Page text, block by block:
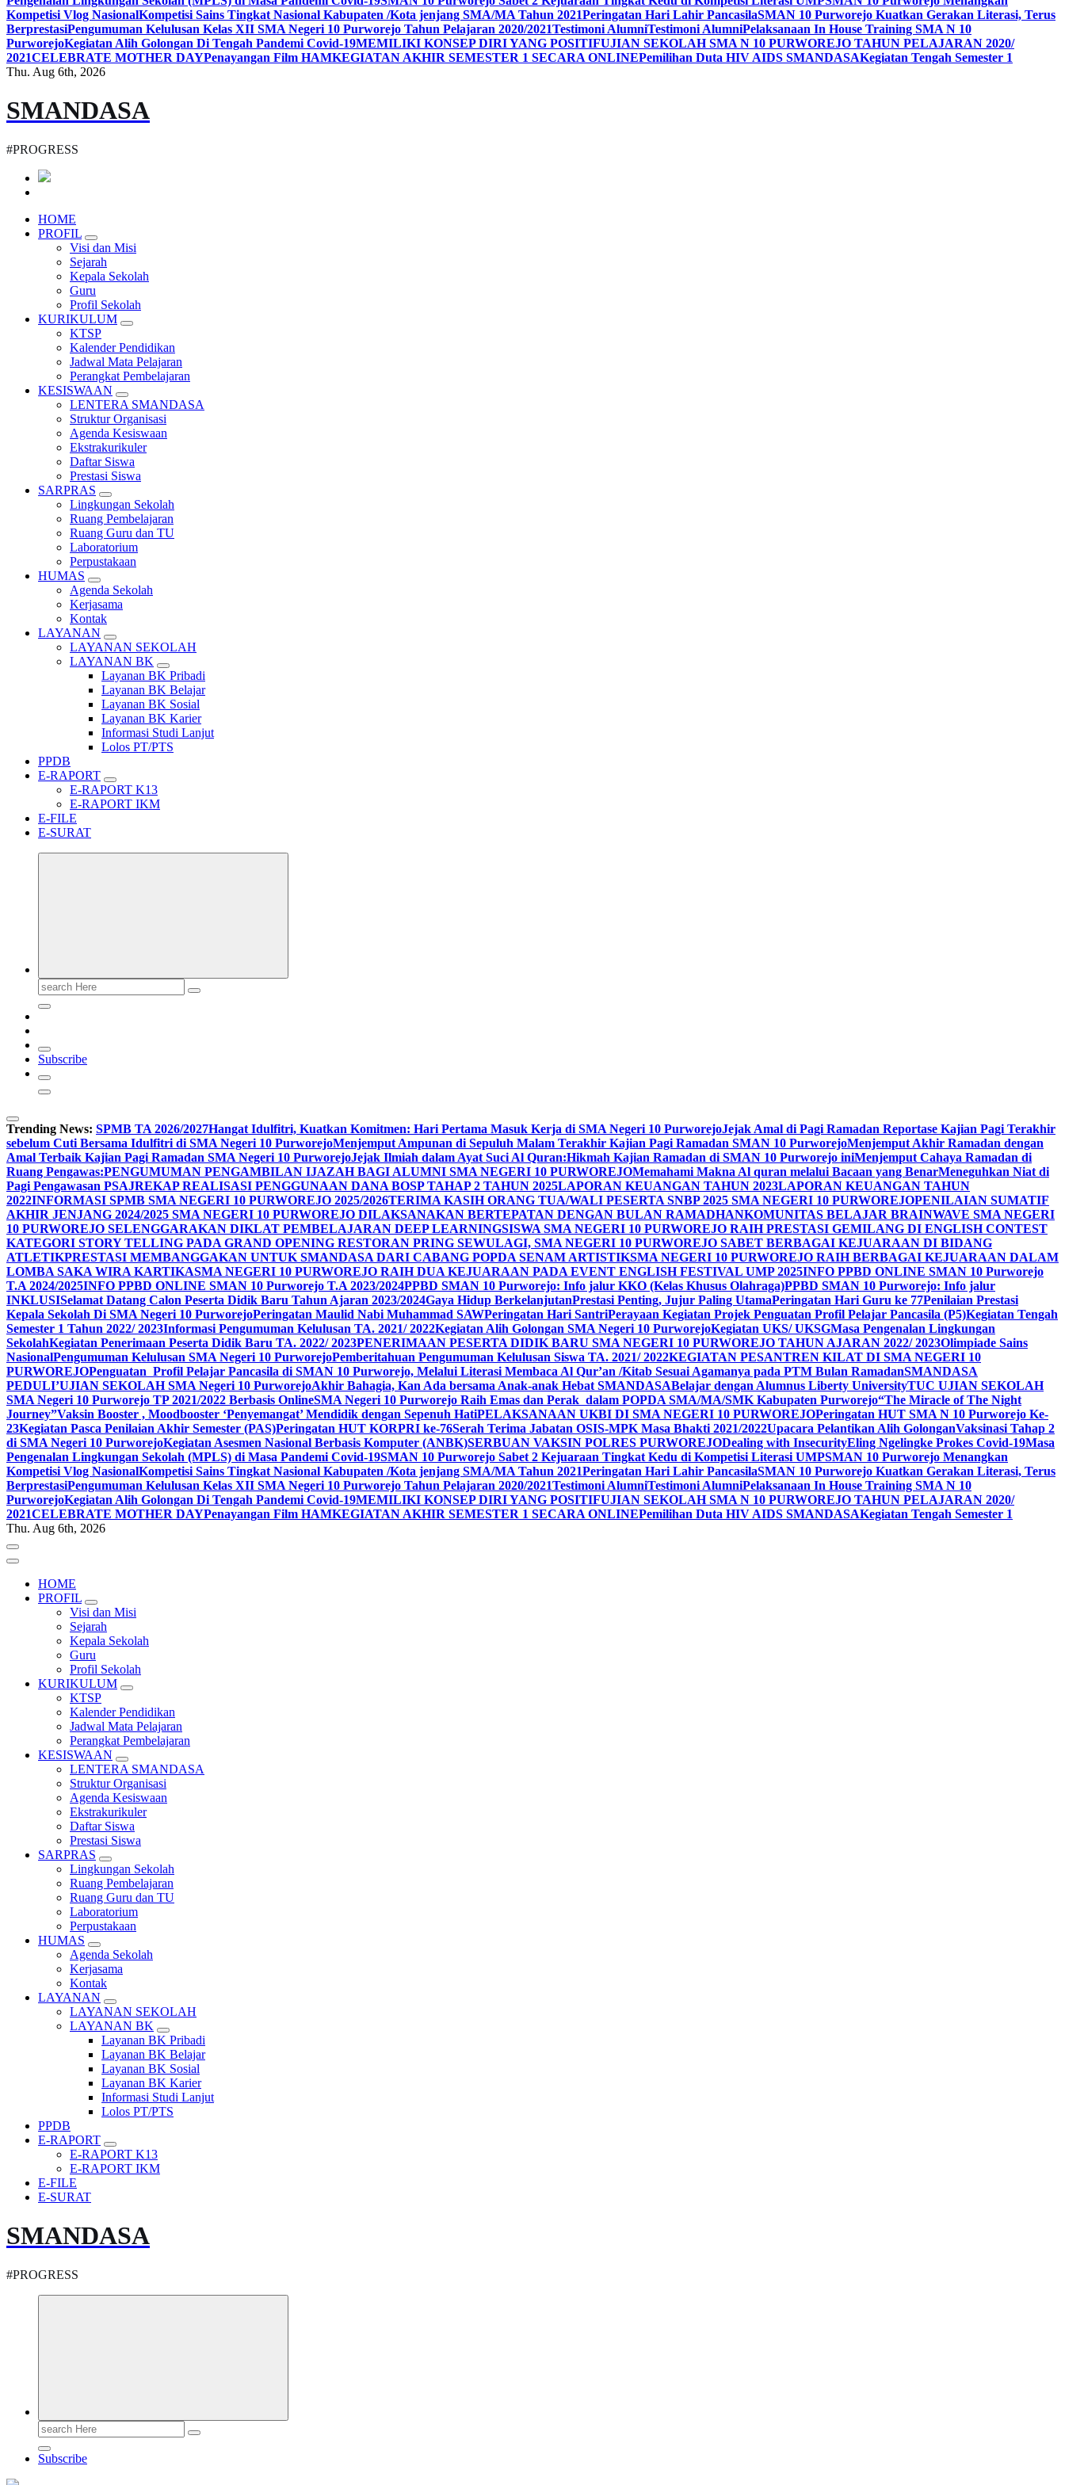
Kompetisi Vlog NasionalKompetisi Sains Tingkat Nasional Kabupaten /Kota jenjang SMA/MA Tahun 2021Peringatan Hari Lahir PancasilaSMAN 10 Purworejo Kuatkan Gerakan Literasi, Terus
BerprestasiPengumuman Kelulusan Kelas XII SMA Negeri 10 Purworejo Tahun Pelajaran 2020/2021Testimoni AlumniTestimoni AlumniPelaksanaan In House Training SMA N 10
PurworejoKegiatan Alih Golongan Di Tengah Pandemi Covid-19MEMILIKI KONSEP DIRI YANG POSITIFUJIAN SEKOLAH SMA N 10 PURWOREJO TAHUN PELAJARAN 2020/
2021CELEBRATE MOTHER DAYPenayangan Film HAMKEGIATAN AKHIR SEMESTER 1 SECARA ONLINEPemilihan Duta HIV AIDS SMANDASAKegiatan Tengah Semester 1
Thu. Aug 6th, 2026
SMANDASA
#PROGRESS
HOME
PROFIL
Visi dan Misi
Sejarah
Kepala Sekolah
Guru
Profil Sekolah
KURIKULUM
KTSP
Kalender Pendidikan
Jadwal Mata Pelajaran
Perangkat Pembelajaran
KESISWAAN
LENTERA SMANDASA
Struktur Organisasi
Agenda Kesiswaan
Ekstrakurikuler
Daftar Siswa
Prestasi Siswa
SARPRAS
Lingkungan Sekolah
Ruang Pembelajaran
Ruang Guru dan TU
Laboratorium
Perpustakaan
HUMAS
Agenda Sekolah
Kerjasama
Kontak
LAYANAN
LAYANAN SEKOLAH
LAYANAN BK
Layanan BK Pribadi
Layanan BK Belajar
Layanan BK Sosial
Layanan BK Karier
Informasi Studi Lanjut
Lolos PT/PTS
PPDB
E-RAPORT
E-RAPORT K13
E-RAPORT IKM
E-FILE
E-SURAT
Search
for:
Subscribe
Trending News: SPMB TA 2026/2027Hangat Idulfitri, Kuatkan Komitmen: Hari Pertama Masuk Kerja di SMA Negeri 10 PurworejoJejak Amal di Pagi Ramadan Reportase Kajian Pagi Terakhir
sebelum Cuti Bersama Idulfitri di SMA Negeri 10 PurworejoMenjemput Ampunan di Sepuluh Malam Terakhir Kajian Pagi Ramadan SMAN 10 PurworejoMenjemput Akhir Ramadan dengan
Amal Terbaik Kajian Pagi Ramadan SMA Negeri 10 PurworejoJejak Ilmiah dalam Ayat Suci Al Quran:Hikmah Kajian Ramadan di SMAN 10 Purworejo iniMenjemput Cahaya Ramadan di
Ruang Pengawas:PENGUMUMAN PENGAMBILAN IJAZAH BAGI ALUMNI SMA NEGERI 10 PURWOREJOMemahami Makna Al quran melalui Bacaan yang BenarMeneguhkan Niat di
Pagi Pengawasan PSAJREKAP REALISASI PENGGUNAAN DANA BOSP TAHAP 2 TAHUN 2025LAPORAN KEUANGAN TAHUN 2023LAPORAN KEUANGAN TAHUN
2022INFORMASI SPMB SMA NEGERI 10 PURWOREJO 2025/2026TERIMA KASIH ORANG TUA/WALI PESERTA SNBP 2025 SMA NEGERI 10 PURWOREJOPENILAIAN SUMATIF
AKHIR JENJANG 2024/2025 SMA NEGERI 10 PURWOREJO DILAKSANAKAN BERTEPATAN DENGAN BULAN RAMADHANKOMUNITAS BELAJAR BRAINWAVE SMA NEGERI
10 PURWOREJO SELENGGARAKAN DIKLAT PEMBELAJARAN DEEP LEARNINGSISWA SMA NEGERI 10 PURWOREJO RAIH PRESTASI GEMILANG DI ENGLISH CONTEST
KATEGORI STORY TELLING PADA GRAND OPENING RESTORAN PRING SEWULAGI, SMA NEGERI 10 PURWOREJO SABET BERBAGAI KEJUARAAN DI BIDANG
ATLETIKPRESTASI MEMBANGGAKAN UNTUK SMANDASA DARI CABANG POPDA SENAM ARTISTIKSMA NEGERI 10 PURWOREJO RAIH BERBAGAI KEJUARAAN DALAM
LOMBA SAKA WIRA KARTIKASMA NEGERI 10 PURWOREJO RAIH DUA KEJUARAAN PADA EVENT ENGLISH FESTIVAL UMP 2025INFO PPBD ONLINE SMAN 10 Purworejo
T.A 2024/2025INFO PPBD ONLINE SMAN 10 Purworejo T.A 2023/2024PPBD SMAN 10 Purworejo: Info jalur KKO (Kelas Khusus Olahraga)PPBD SMAN 10 Purworejo: Info jalur
INKLUSISelamat Datang Calon Peserta Didik Baru Tahun Ajaran 2023/2024Gaya Hidup BerkelanjutanPrestasi Penting, Jujur Paling UtamaPeringatan Hari Guru ke 77Penilaian Prestasi
Kepala Sekolah Di SMA Negeri 10 PurworejoPeringatan Maulid Nabi Muhammad SAWPeringatan Hari SantriPerayaan Kegiatan Projek Penguatan Profil Pelajar Pancasila (P5)Kegiatan Tengah
Semester 1 Tahun 2022/ 2023Informasi Pengumuman Kelulusan TA. 2021/ 2022Kegiatan Alih Golongan SMA Negeri 10 PurworejoKegiatan UKS/ UKSGMasa Pengenalan Lingkungan
SekolahKegiatan Penerimaan Peserta Didik Baru TA. 2022/ 2023PENERIMAAN PESERTA DIDIK BARU SMA NEGERI 10 PURWOREJO TAHUN AJARAN 2022/ 2023Olimpiade Sains
NasionalPengumuman Kelulusan SMA Negeri 10 PurworejoPemberitahuan Pengumuman Kelulusan Siswa TA. 2021/ 2022KEGIATAN PESANTREN KILAT DI SMA NEGERI 10
PURWOREJOPenguatan Profil Pelajar Pancasila di SMAN 10 Purworejo, Melalui Literasi Membaca Al Qur’an /Kitab Sesuai Agamanya pada PTM Bulan RamadanSMANDASA
PEDULI’UJIAN SEKOLAH SMA Negeri 10 PurworejoAkhir Bahagia, Kan Ada bersama Anak-anak Hebat SMANDASABelajar dengan Alumnus Liberty UniversityTUC UJIAN SEKOLAH
SMA Negeri 10 Purworejo TP 2021/2022 Berbasis OnlineSMA Negeri 10 Purworejo Raih Emas dan Perak dalam POPDA SMA/MA/SMK Kabupaten Purworejo“The Miracle of The Night
Journey”Vaksin Booster , Moodbooster ‘Penyemangat’ Mendidik dengan Sepenuh HatiPELAKSANAAN UKBI DI SMA NEGERI 10 PURWOREJOPeringatan HUT SMA N 10 Purworejo Ke-
23Kegiatan Pasca Penilaian Akhir Semester (PAS)Peringatan HUT KORPRI ke-76Serah Terima Jabatan OSIS-MPK Masa Bhakti 2021/2022Upacara Pelantikan Alih GolonganVaksinasi Tahap 2
di SMA Negeri 10 PurworejoKegiatan Asesmen Nasional Berbasis Komputer (ANBK)SERBUAN VAKSIN POLRES PURWOREJODealing with InsecurityEling Ngelingke Prokes Covid-19Masa
Pengenalan Lingkungan Sekolah (MPLS) di Masa Pandemi Covid-19SMAN 10 Purworejo Sabet 2 Kejuaraan Tingkat Kedu di Kompetisi Literasi UMPSMAN 10 Purworejo Menangkan
Kompetisi Vlog NasionalKompetisi Sains Tingkat Nasional Kabupaten /Kota jenjang SMA/MA Tahun 2021Peringatan Hari Lahir PancasilaSMAN 10 Purworejo Kuatkan Gerakan Literasi, Terus
BerprestasiPengumuman Kelulusan Kelas XII SMA Negeri 10 Purworejo Tahun Pelajaran 2020/2021Testimoni AlumniTestimoni AlumniPelaksanaan In House Training SMA N 10
PurworejoKegiatan Alih Golongan Di Tengah Pandemi Covid-19MEMILIKI KONSEP DIRI YANG POSITIFUJIAN SEKOLAH SMA N 10 PURWOREJO TAHUN PELAJARAN 2020/
2021CELEBRATE MOTHER DAYPenayangan Film HAMKEGIATAN AKHIR SEMESTER 1 SECARA ONLINEPemilihan Duta HIV AIDS SMANDASAKegiatan Tengah Semester 1
Thu. Aug 6th, 2026
HOME
PROFIL
Visi dan Misi
Sejarah
Kepala Sekolah
Guru
Profil Sekolah
KURIKULUM
KTSP
Kalender Pendidikan
Jadwal Mata Pelajaran
Perangkat Pembelajaran
KESISWAAN
LENTERA SMANDASA
Struktur Organisasi
Agenda Kesiswaan
Ekstrakurikuler
Daftar Siswa
Prestasi Siswa
SARPRAS
Lingkungan Sekolah
Ruang Pembelajaran
Ruang Guru dan TU
Laboratorium
Perpustakaan
HUMAS
Agenda Sekolah
Kerjasama
Kontak
LAYANAN
LAYANAN SEKOLAH
LAYANAN BK
Layanan BK Pribadi
Layanan BK Belajar
Layanan BK Sosial
Layanan BK Karier
Informasi Studi Lanjut
Lolos PT/PTS
PPDB
E-RAPORT
E-RAPORT K13
E-RAPORT IKM
E-FILE
E-SURAT
SMANDASA
#PROGRESS
Search
for:
Subscribe